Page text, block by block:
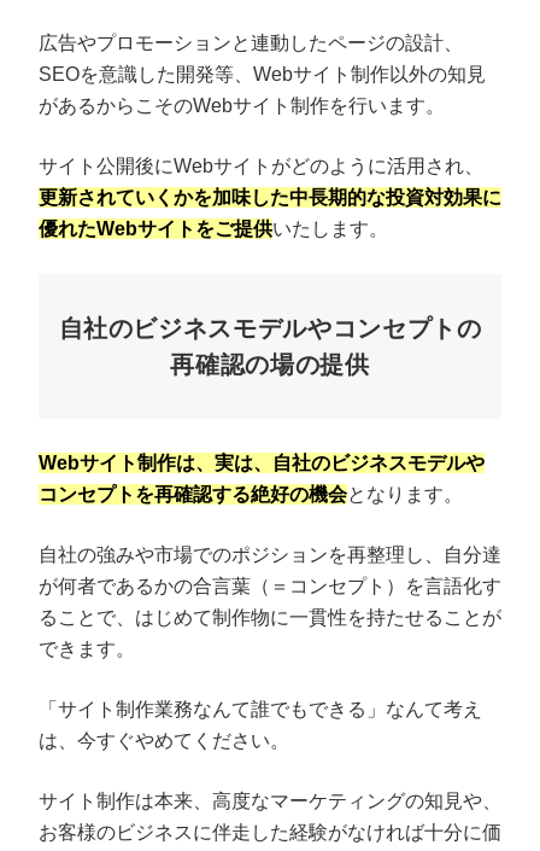
広告やプロモーションと連動したページの設計、
SEOを意識した開発等、Webサイト制作以外の知見
があるからこそのWebサイト制作を行います。
サイト公開後にWebサイトがどのように活用され、
更新されていくかを加味した中長期的な投資対効果に
優れたWebサイトをご提供いたします。
自社のビジネスモデルやコンセプトの
再確認の場の提供
Webサイト制作は、実は、自社のビジネスモデルや
コンセプトを再確認する絶好の機会となります。
自社の強みや市場でのポジションを再整理し、自分達
が何者であるかの合言葉（＝コンセプト）を言語化す
ることで、はじめて制作物に一貫性を持たせることが
できます。
「サイト制作業務なんて誰でもできる」なんて考え
は、今すぐやめてください。
サイト制作は本来、高度なマーケティングの知見や、
お客様のビジネスに伴走した経験がなければ十分に価